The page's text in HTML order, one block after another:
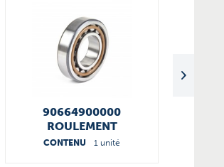
90664900000
ROULEMENT
CONTENU 1 unité